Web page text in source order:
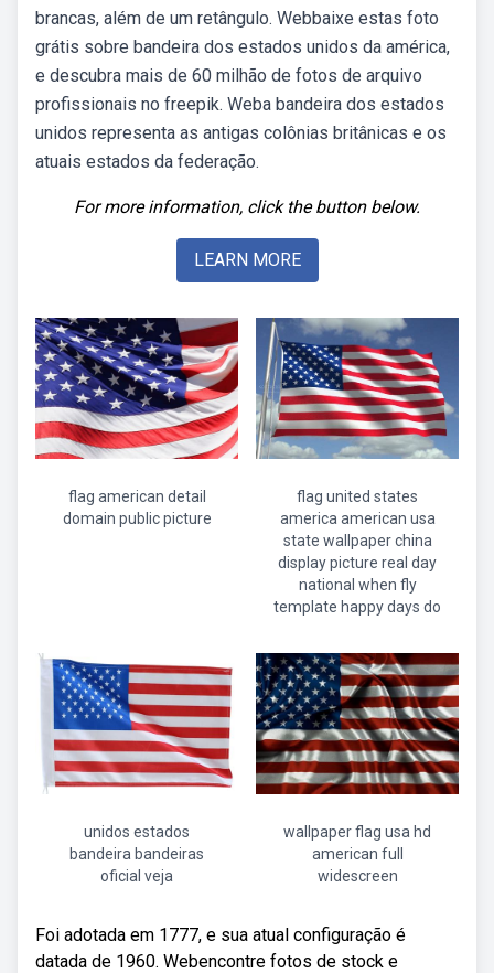
brancas, além de um retângulo. Webbaixe estas foto
grátis sobre bandeira dos estados unidos da américa,
e descubra mais de 60 milhão de fotos de arquivo
profissionais no freepik. Weba bandeira dos estados
unidos representa as antigas colônias britânicas e os
atuais estados da federação.
For more information, click the button below.
LEARN MORE
flag american detail
domain public picture
flag united states
america american usa
state wallpaper china
display picture real day
national when fly
template happy days do
unidos estados
bandeira bandeiras
oficial veja
wallpaper flag usa hd
american full
widescreen
Foi adotada em 1777, e sua atual configuração é
datada de 1960. Webencontre fotos de stock e